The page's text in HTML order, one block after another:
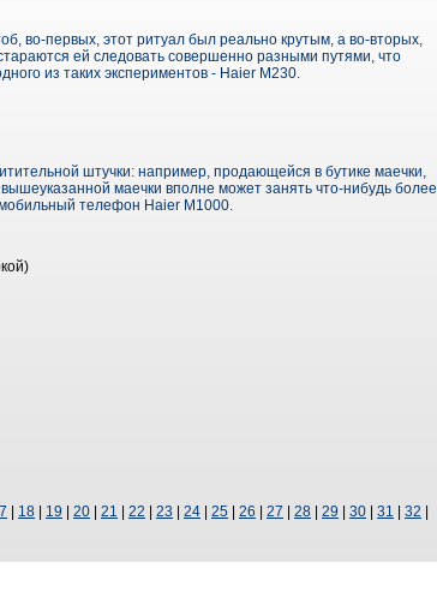
во-первых, этот ритуал был реально крутым, а во-вторых,
ей следовать совершенно разными путями, что
из таких экспериментов - Haier M230.
штучки: например, продающейся в бутике маечки,
маечки вполне может занять что-нибудь более
мобильный телефон Haier M1000.
18 19 20 21 22 23 24 25 26 27 28 29 30 31 32